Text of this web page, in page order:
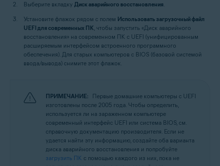
Выберите вкладку Диск аварийного восстановления.
Установите флажок рядом с полем Использовать загрузочный файл
UEFI для современных ПК, чтобы запустить «Диск аварийного
восстановления» на современном ПК с UEFI (унифицированным
расширяемым интерфейсом встроенного программного
обеспечения). Для старых компьютеров с BIOS (базовой системой
ввода/вывода) снимите этот флажок.
ПРИМЕЧАНИЕ:
Первые домашние компьютеры с UEFI
изготовлены после 2005 года. Чтобы определить,
используется ли на зараженном компьютере
современный интерфейс UEFI или система BIOS, см.
справочную документацию производителя. Если не
удается найти эту информацию, создайте оба варианта
диска аварийного восстановления и попробуйте
загрузить ПК с помощью каждого из них, пока не